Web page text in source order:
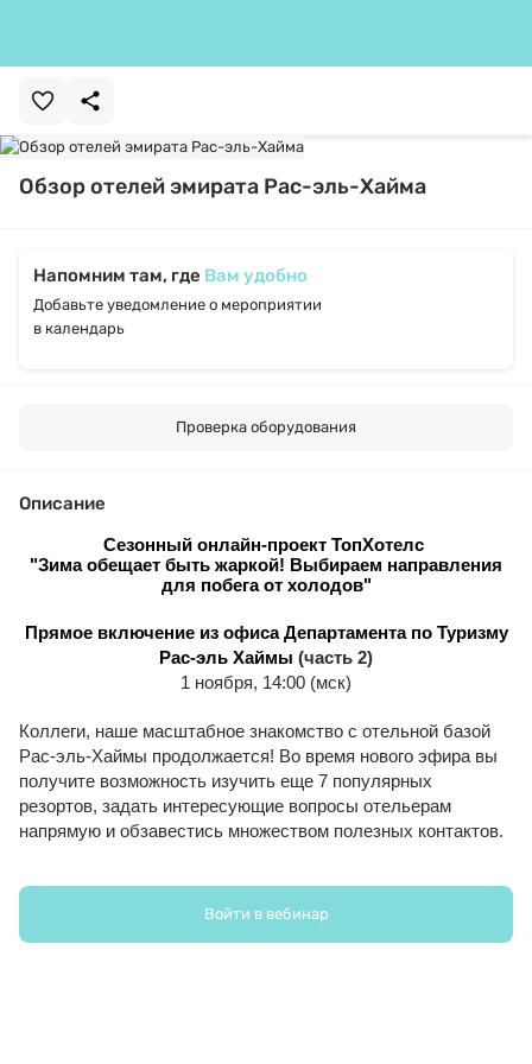
Обзор отелей эмирата Рас-эль-Хайма
Напомним там, где Вам удобно
Добавьте уведомление о мероприятии
в календарь
Проверка оборудования
Описание
Сезонный онлайн-проект ТопХотелс
"Зима обещает быть жаркой! Выбираем направления
для побега от холодов"
Прямое включение из офиса Департамента по Туризму
Рас-эль Хаймы (часть 2)
1 ноября, 14:00 (мск)
Коллеги, наше масштабное знакомство с отельной базой
Рас-эль-Хаймы продолжается! Во время нового эфира вы
получите возможность изучить еще 7 популярных
резортов, задать интересующие вопросы отельерам
напрямую и обзавестись множеством полезных контактов.
Ознакомиться с расписанием мероприятия
Войти в вебинар